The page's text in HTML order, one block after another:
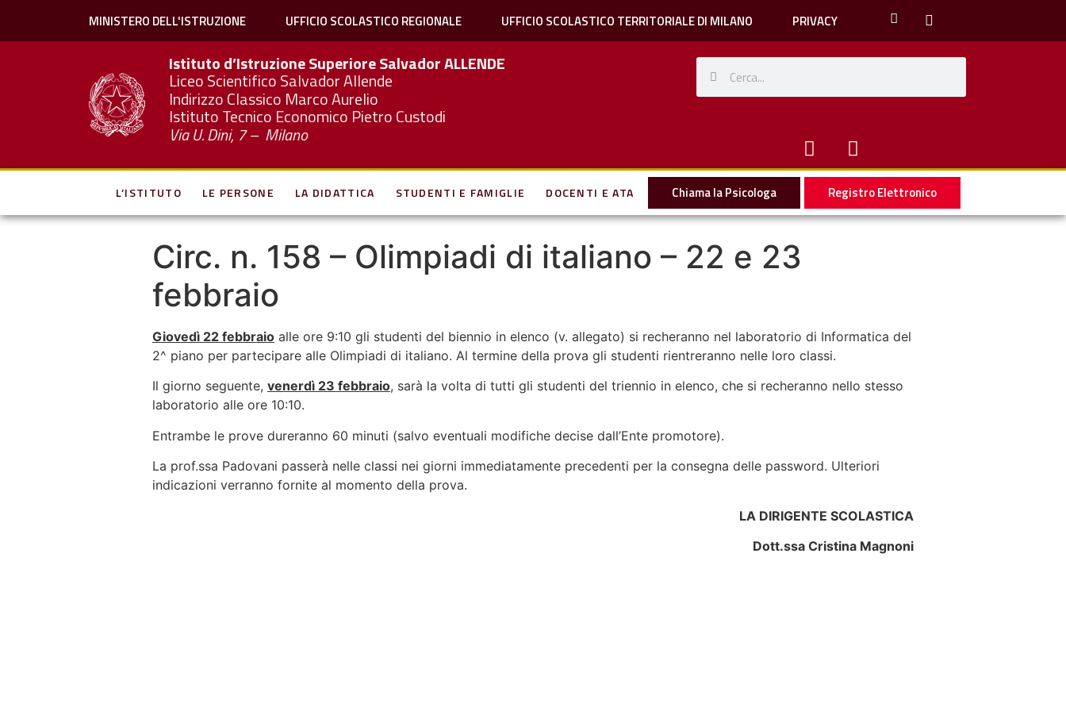
MINISTERO DELL'ISTRUZIONE UFFICIO SCOLASTICO REGIONALE UFFICIO SCOLASTICO TERRITORIALE DI MILANO PRIVACY
Istituto d’Istruzione Superiore SalvadorALLENDE
Liceo Scientifico Salvador Allende
Indirizzo Classico Marco Aurelio
Istituto Tecnico Economico Pietro Custodi
Via U. Dini, 7 – Milano
L’ISTITUTO LE PERSONE LA DIDATTICA STUDENTI E FAMIGLIE DOCENTI E ATA Chiama la Psicologa Registro Elettronico
Circ. n. 158 – Olimpiadi di italiano – 22 e 23
febbraio
Giovedì 22 febbraio alle ore 9:10 gli studenti del biennio in elenco (v. allegato) si recheranno nel laboratorio di Informatica del
2^ piano per partecipare alle Olimpiadi di italiano. Al termine della prova gli studenti rientreranno nelle loro classi.
Il giorno seguente, venerdì 23 febbraio, sarà la volta di tutti gli studenti del triennio in elenco, che si recheranno nello stesso
laboratorio alle ore 10:10.
Entrambe le prove dureranno 60 minuti (salvo eventuali modifiche decise dall’Ente promotore).
La prof.ssa Padovani passerà nelle classi nei giorni immediatamente precedenti per la consegna delle password. Ulteriori
indicazioni verranno fornite al momento della prova.
LA DIRIGENTE SCOLASTICA
Dott.ssa Cristina Magnoni